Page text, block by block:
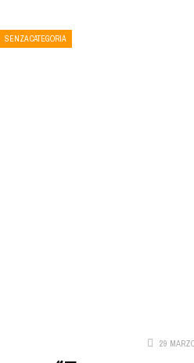
SENZA CATEGORIA
29